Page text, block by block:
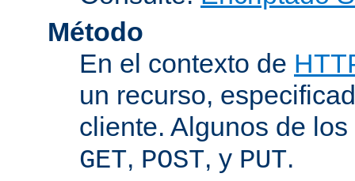
Método
En el contexto de
un recurso,
cliente. Algunos de
GET, POST, y PUT.